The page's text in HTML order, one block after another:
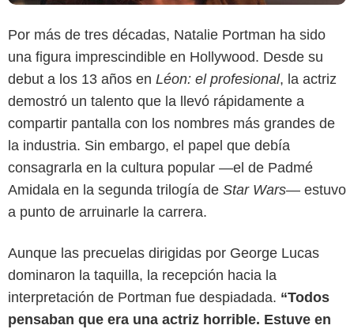
Por más de tres décadas, Natalie Portman ha sido
una figura imprescindible en Hollywood. Desde su
debut a los 13 años en Léon: el profesional, la actriz
demostró un talento que la llevó rápidamente a
compartir pantalla con los nombres más grandes de
la industria. Sin embargo, el papel que debía
consagrarla en la cultura popular —el de Padmé
Amidala en la segunda trilogía de Star Wars— estuvo
a punto de arruinarle la carrera.
Aunque las precuelas dirigidas por George Lucas
dominaron la taquilla, la recepción hacia la
interpretación de Portman fue despiadada. “Todos
pensaban que era una actriz horrible. Estuve en
Disney+